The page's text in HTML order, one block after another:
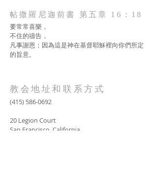
帖撒羅尼迦前書 第五章 16：18
要常常喜樂，
不住的禱告，
凡事謝恩；因為這是神在基督耶穌裡向你們所定
的旨意。
教会地址和联系方式
(415) 586-0692
20 Legion Court
San Francisco, California